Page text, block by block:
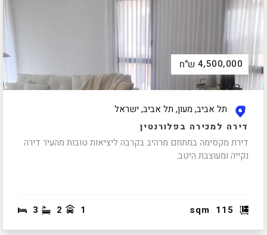
4,500,000 ש"ח
תל אביב, מעון, תל אביב, ישראל
דירה למכירה בפלורנטין
דירת מקסימה במתחם מרהיב בקרבה ליציאות טובות מהעיר דירה
נקייה ומעוצבת היטב.
sqm 115
3 2 1